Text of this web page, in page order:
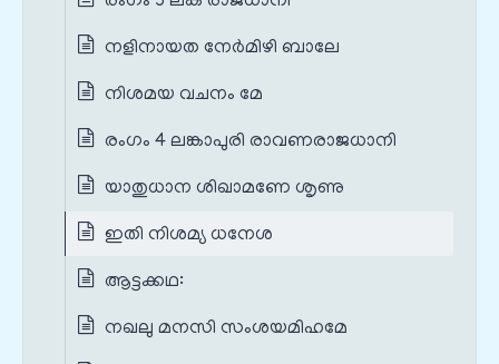
നളിനായത നേർമിഴി ബാലേ
നിശമയ വചനം മേ
രംഗം 4 ലങ്കാപുരി രാവണരാജധാനി
യാതുധാന ശിഖാമണേ ശൃണു
ഇതി നിശമ്യ ധനേശ
ആട്ടക്കഥ:
നഖലു മനസി സംശയമിഹമേ